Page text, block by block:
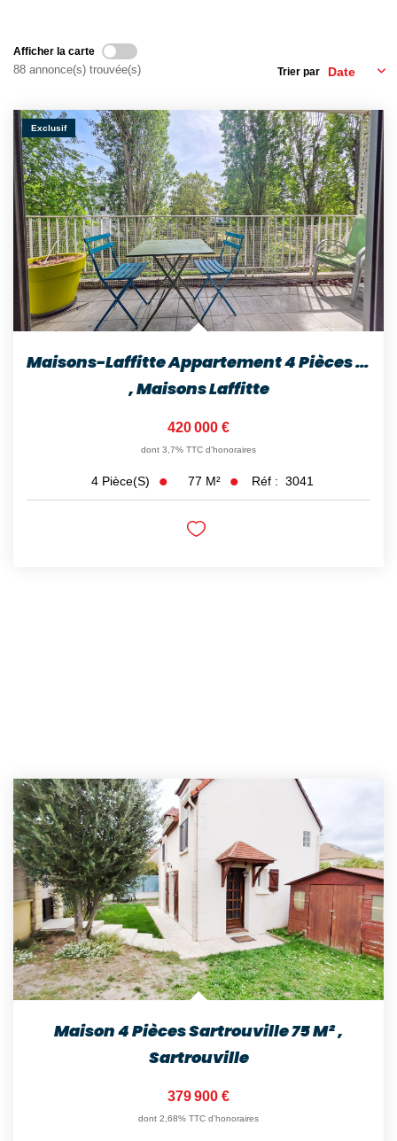
Afficher la carte
88 annonce(s) trouvée(s) Trier par
Exclusif
Maisons-Laffitte Appartement 4 Pièces Lumineux Avec Balcon...
,Maisons Laffitte
420 000 €
dont 3,7% TTC d'honoraires
4 Pièce(s) 77 M² Réf : 3041
Maison 4 Pièces Sartrouville 75 M²,
Sartrouville
379 900 €
dont 2,68% TTC d'honoraires